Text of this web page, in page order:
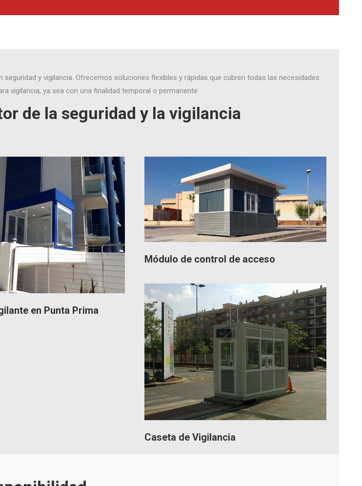
y vigilancia. Ofrecemos soluciones flexibles y rápidas que cubren todas las necesidades
vigilancia, ya sea con una finalidad temporal o permanente
de la seguridad y la vigilancia
en Punta Prima
Módulo de control de acceso
Caseta de Vigilancia